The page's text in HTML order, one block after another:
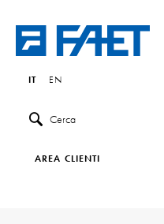
IT EN
Cerca
AREA CLIENTI